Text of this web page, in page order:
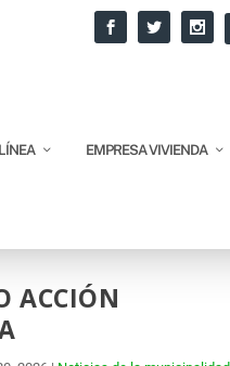
EMPRESA VIVIENDA
ACCIÓN